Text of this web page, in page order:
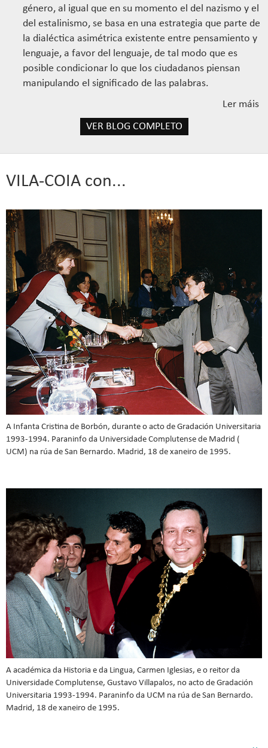
género, al igual que en su momento el del nazismo y el
del estalinismo, se basa en una estrategia que parte de
la dialéctica asimétrica existente entre pensamiento y
lenguaje, a favor del lenguaje, de tal modo que es
posible condicionar lo que los ciudadanos piensan
manipulando el significado de las palabras.
Ler máis
VER BLOG COMPLETO
VILA-COIA con...
A Infanta Cristina de Borbón, durante o acto de Gradación Universitaria
1993-1994. Paraninfo da Universidade Complutense de Madrid (
UCM) na rúa de San Bernardo. Madrid, 18 de xaneiro de 1995.
A académica da Historia e da Lingua, Carmen Iglesias, e o reitor da
Universidade Complutense, Gustavo Villapalos, no acto de Gradación
Universitaria 1993-1994. Paraninfo da UCM na rúa de San Bernardo.
Madrid, 18 de xaneiro de 1995.